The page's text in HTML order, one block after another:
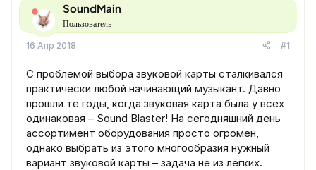
м
а
л
а
SoundMain
Пользователь
16 Апр 2018 #1
С проблемой выбора звуковой карты сталкивался
практически любой начинающий музыкант. Давно
прошли те годы, когда звуковая карта была у всех
одинаковая – Sound Blaster! На сегодняшний день
ассортимент оборудования просто огромен,
однако выбрать из этого многообразия нужный
вариант звуковой карты – задача не из лёгких.